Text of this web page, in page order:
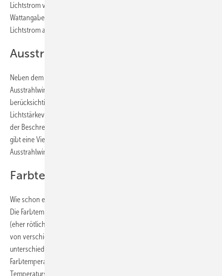
Lichtstrom von 210 lm. Wie diese Beispiele zeigen, sagt die
Wattangabe einer Lichtquelle nicht viel über den ausgestrahlten
Lichtstrom aus.
Ausstrahlwinkel
Neben dem Lumenpaket ist natürlich bei Downlights auch der
Ausstrahlwinkel in Grad wichtig und bei der Planung zu
berücksichtigen. Die Lichtprofis nennen so etwas auch
Lichtstärkeverteilungskurve (LVK). Sie ist auf den Verpackungen oder in
der Beschreibung als zweidimensionale Lichtverteilung dargestellt. Es
gibt eine Vielzahl von Ausstrahlwinkeln. Die klassischen
Ausstrahlwinkel sind 36 Grad und 60 Grad.
Farbtemperatur bzw. Lichtfarbe
Wie schon erwähnt, gibt es auch Unterschiede in der Farbtemperatur.
Die Farbtemperatur kennzeichnet die Lichtfarbe einer Lichtquelle
(eher rötlich, eher bläulich etc.). Damit kann man den Lichteindruck
von verschiedenen Lichtquellen charakterisieren und das
unterschiedlich farbige Aussehen eindeutig definieren. Die
Farbtemperatur wird in Kelvin (K) angegeben. Die Kelvin-
Temperaturskala beginnt beim absoluten Nullpunkt, der tiefsten